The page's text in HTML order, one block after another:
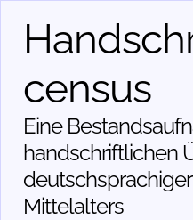
census
Eine
handschriftlichen
Mittelalters